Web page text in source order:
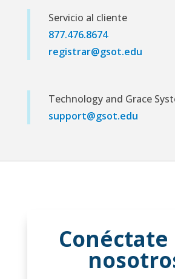
Servicio al cliente
877.476.8674
registrar@gsot.edu
Technology and Grace
support@gsot.edu
Conéctate